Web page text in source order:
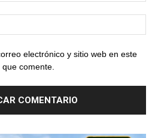
electrónico y sitio web en este
comente.